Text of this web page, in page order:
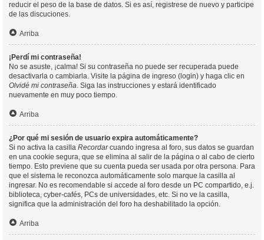
reducir el peso de la base de datos. Si es así, registrese de nuevo y participe
de las discuciones.
Arriba
¡Perdí mi contraseña!
No se asuste, ¡calma! Si su contraseña no puede ser recuperada puede
desactivarla o cambiarla. Visite la página de ingreso (login) y haga clic en
Olvidé mi contraseña. Siga las instrucciones y estará identificado
nuevamente en muy poco tiempo.
Arriba
¿Por qué mi sesión de usuario expira automáticamente?
Si no activa la casilla Recordarcuando ingresa al foro, sus datos se guardan
en una cookie segura, que se elimina al salir de la página o al cabo de cierto
tiempo. Esto previene que su cuenta pueda ser usada por otra persona. Para
que el sistema le reconozca automáticamente solo marque la casilla al
ingresar. No es recomendable si accede al foro desde un PC compartido, e.j.
biblioteca, cyber-cafés, PCs de universidades, etc. Si no ve la casilla,
significa que la administración del foro ha deshabilitado la opción.
Arriba